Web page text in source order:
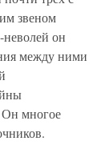
звеном
он
между ними
Он многое